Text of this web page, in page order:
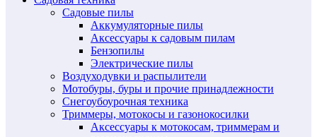
Садовые пилы
Аккумуляторные пилы
Аксессуары к садовым пилам
Бензопилы
Электрические пилы
Воздуходувки и распылители
Мотобуры, буры и прочие принадлежности
Снегоубоурочная техника
Триммеры, мотокосы и газонокосилки
Аксессуары к мотокосам, триммерам и